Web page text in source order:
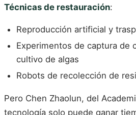
Técnicas de restauración:
Reproducción artificial y
Experimentos de captura de
cultivo de algas
Robots de recolección de
Pero Chen Zhaolun, del
tecnología solo puede ganar